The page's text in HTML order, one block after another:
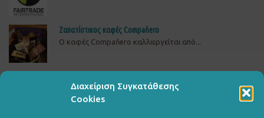
Διαχείριση Συγκατάθεσης
Cookies
Ζαπατίστικος καφές Compaňero
O καφές Compaňero καλλιεργείται από...
ΔΕΙΤΕ, ΥΠΟΓΡΑΨΤΕ ΚΑΙ ΔΙΑΔΩΣΤΕΤΗΝ ΚΑΜΠΑΝΙΑ...